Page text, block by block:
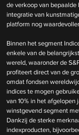
de verkoop van
integratie van
platform nog
Binnen het segment
enkele van de
wereld, waaronder de
profiteert direct van de
omdat fondsen
indices te mogen
van 10% in het afgelopen
winstgevend segment
Dankzij de sterke
indexproducten,